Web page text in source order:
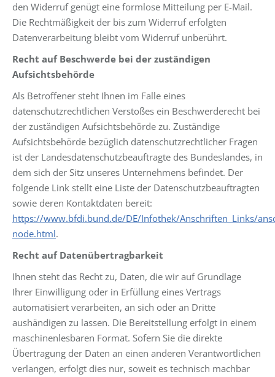
den Widerruf genügt eine formlose Mitteilung per E-Mail.
Die Rechtmäßigkeit der bis zum Widerruf erfolgten
Datenverarbeitung bleibt vom Widerruf unberührt.
Recht auf Beschwerde bei der zuständigen
Aufsichtsbehörde
Als Betroffener steht Ihnen im Falle eines
datenschutzrechtlichen Verstoßes ein Beschwerderecht bei
der zuständigen Aufsichtsbehörde zu. Zuständige
Aufsichtsbehörde bezüglich datenschutzrechtlicher Fragen
ist der Landesdatenschutzbeauftragte des Bundeslandes, in
dem sich der Sitz unseres Unternehmens befindet. Der
folgende Link stellt eine Liste der Datenschutzbeauftragten
sowie deren Kontaktdaten bereit:
https://www.bfdi.bund.de/DE/Infothek/Anschriften_Links/
node.html.
Recht auf Datenübertragbarkeit
Ihnen steht das Recht zu, Daten, die wir auf Grundlage
Ihrer Einwilligung oder in Erfüllung eines Vertrags
automatisiert verarbeiten, an sich oder an Dritte
aushändigen zu lassen. Die Bereitstellung erfolgt in einem
maschinenlesbaren Format. Sofern Sie die direkte
Übertragung der Daten an einen anderen Verantwortlichen
verlangen, erfolgt dies nur, soweit es technisch machbar